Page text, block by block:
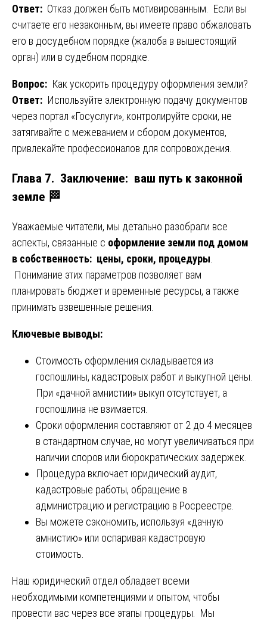
Ответ: Отказ должен быть мотивированным. Если вы
считаете его незаконным, вы имеете право обжаловать
его в досудебном порядке (жалоба в вышестоящий
орган) или в судебном порядке.
Вопрос: Как ускорить процедуру оформления земли?
Ответ: Используйте электронную подачу документов
через портал «Госуслуги», контролируйте сроки, не
затягивайте с межеванием и сбором документов,
привлекайте профессионалов для сопровождения.
Глава 7. Заключение: ваш путь к законной
земле 🏁
Уважаемые читатели, мы детально разобрали все
аспекты, связанные с оформление земли под домом
в собственность: цены, сроки, процедуры.
Понимание этих параметров позволяет вам
планировать бюджет и временные ресурсы, а также
принимать взвешенные решения.
Ключевые выводы:
Стоимость оформления складывается из
госпошлины, кадастровых работ и выкупной цены.
При «дачной амнистии» выкуп отсутствует, а
госпошлина не взимается.
Сроки оформления составляют от 2 до 4 месяцев
в стандартном случае, но могут увеличиваться при
наличии споров или бюрократических задержек.
Процедура включает юридический аудит,
кадастровые работы, обращение в
администрацию и регистрацию в Росреестре.
Вы можете сэкономить, используя «дачную
амнистию» или оспаривая кадастровую
стоимость.
Наш юридический отдел обладает всеми
необходимыми компетенциями и опытом, чтобы
провести вас через все этапы процедуры. Мы